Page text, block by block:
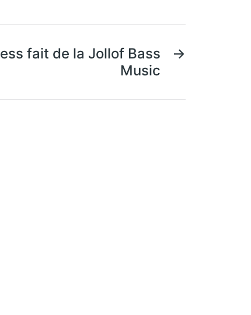
→
fait de la Jollof Bass
Music